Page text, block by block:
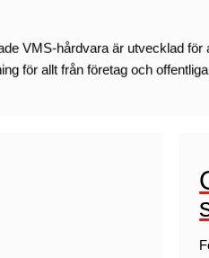
VMS-hårdvara är utvecklad
för allt från företag och